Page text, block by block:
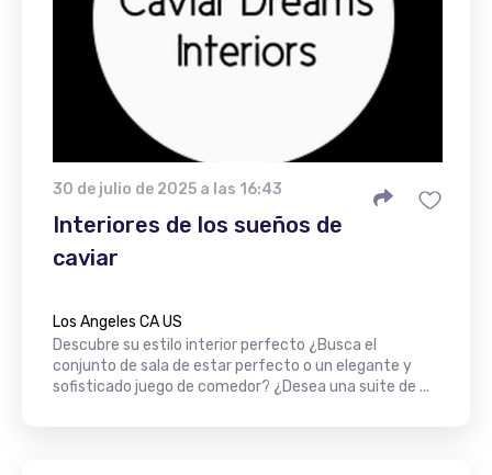
30 de julio de 2025 a las 16:43
Interiores de los sueños de
caviar
Los Angeles CA US
Descubre su estilo interior perfecto ¿Busca el
conjunto de sala de estar perfecto o un elegante y
sofisticado juego de comedor? ¿Desea una suite de ...